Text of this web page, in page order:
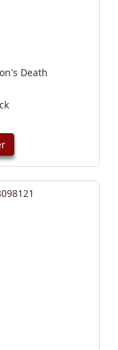
Death